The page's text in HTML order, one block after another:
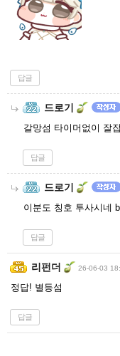
답글
드로기
갈망섬 타이머없이 잘
답글
드로기
이분도 칭호 투사시네 b
답글
리펀더 26-06-03
정답! 별등섬
답글